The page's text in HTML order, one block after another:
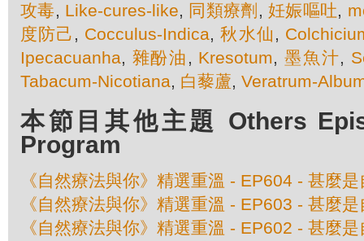
攻毒, Like-cures-like, 同類療劑 ,妊娠嘔吐,
度防己 , Cocculus-Indica,秋水仙 ,
Ipecacuanha, 雜酚油 , Kresotum,墨魚汁,
Tabacum-Nicotiana, 白藜蘆, Veratrum-
本節目其他主題 Others
Program
《自然療法與你》精選重溫 - EP604 - 甚麼
《自然療法與你》精選重溫 - EP603 - 甚麼
《自然療法與你》精選重溫 - EP602 - 甚麼